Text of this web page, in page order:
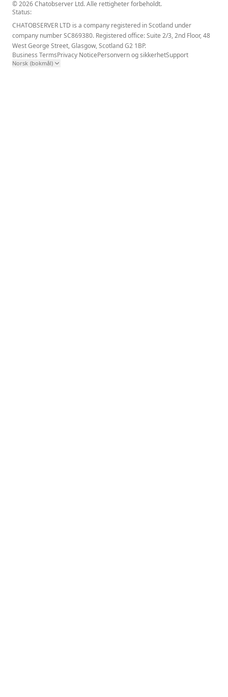
© 2026 Chatobserver Ltd. Alle rettigheter forbeholdt.
Status:
CHATOBSERVER LTD is a company registered in Scotland under
company number SC869380. Registered office: Suite 2/3, 2nd Floor, 48
West George Street, Glasgow, Scotland G2 1BP.
Business TermsPrivacy NoticePersonvern og sikkerhetSupport
Norsk (bokmål)